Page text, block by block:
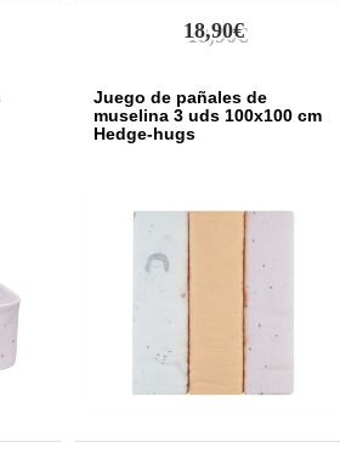
18,90€
Juego de pañales de
muselina 3 uds 100x100 cm
Hedge-hugs